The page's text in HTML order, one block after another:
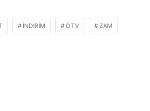
İNDIRIM ÖTV ZAM